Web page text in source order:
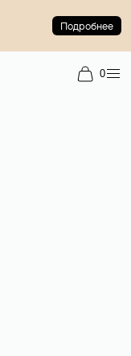
Подробнее
0